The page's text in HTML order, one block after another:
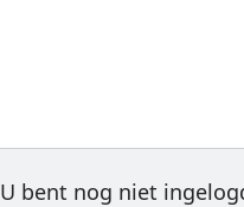
U bent nog niet